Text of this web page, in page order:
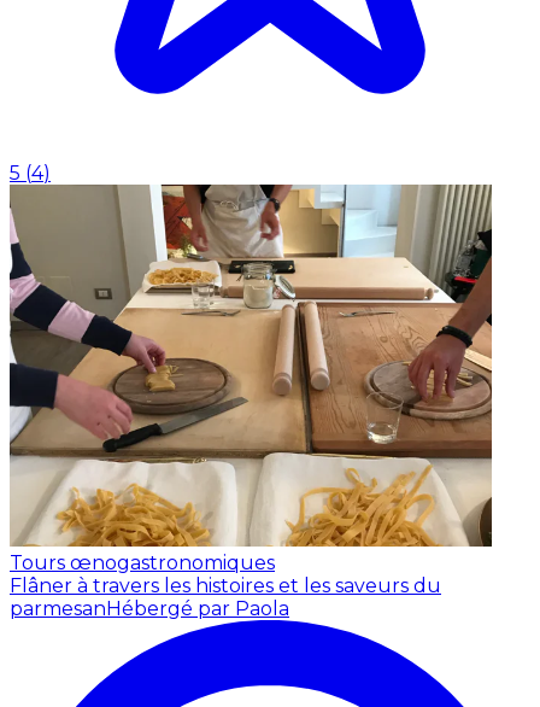
5 (4)
Tours œnogastronomiques
Flâner à travers les histoires et les saveurs du
parmesanHébergé par Paola